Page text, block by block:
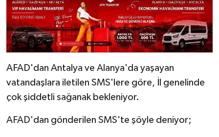
AFAD'dan Antalya ve Alanya'da yaşayan
vatandaşlara iletilen SMS'lere göre, İl genelinde
çok şiddetli sağanak bekleniyor.
AFAD'dan gönderilen SMS'te şöyle deniyor;